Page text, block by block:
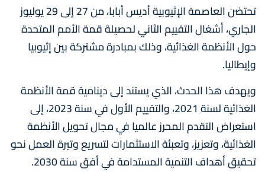
تحتضن العاصمة الإثيوبية أديس أبابا، من 27 إلى 29 يوليوز
الجاري، أشغال التقييم الثاني لحصيلة قمة الأمم المتحدة
حول الأنظمة الغذائية، وذلك بمبادرة مشتركة بين إثيوبيا
وإيطاليا.
ويهدف هذا الحدث، الذي يستند إلى دينامية قمة الأنظمة
الغذائية لسنة 2021، والتقييم الأول في سنة 2023، إلى
استعراض التقدم المحرز عالميا في مجال تحويل الأنظمة
الغذائية، وتعزيز، وتعبئة الاستثمارات لتسريع وتيرة العمل نحو
تحقيق أهداف التنمية المستدامة في أفق سنة 2030.